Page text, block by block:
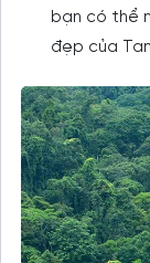
bạn có thể
đẹp của